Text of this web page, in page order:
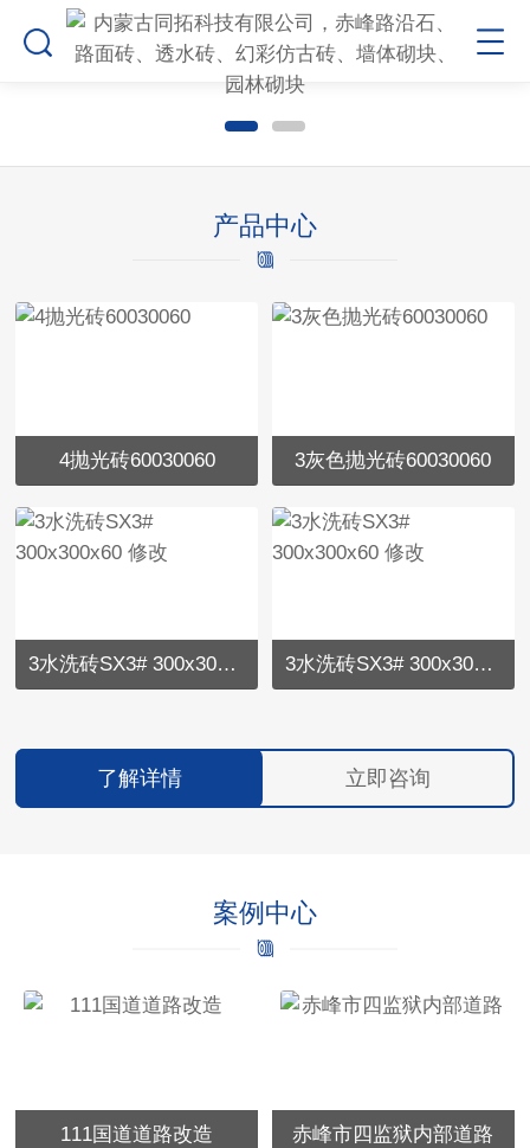
产品中心
4抛光砖60030060 3灰色抛光砖60030060
3水洗砖SX3# 300x300x60 修改 3水洗砖SX3# 300x300x60 修改
了解详情 立即咨询
案例中心
111国道道路改造 赤峰市四监狱内部道路